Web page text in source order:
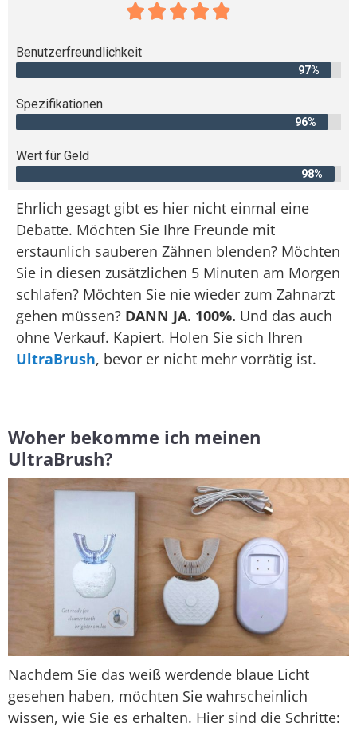
    
Benutzerfreundlichkeit
97%
Spezifikationen
96%
Wert für Geld
98%
Ehrlich gesagt gibt es hier nicht einmal eine
Debatte. Möchten Sie Ihre Freunde mit
erstaunlich sauberen Zähnen blenden? Möchten
Sie in diesen zusätzlichen 5 Minuten am Morgen
schlafen? Möchten Sie nie wieder zum Zahnarzt
gehen müssen? DANN JA. 100%. Und das auch
ohne Verkauf. Kapiert. Holen Sie sich Ihren
UltraBrush, bevor er nicht mehr vorrätig ist.
Woher bekomme ich meinen
UltraBrush?
Nachdem Sie das weiß werdende blaue Licht
gesehen haben, möchten Sie wahrscheinlich
wissen, wie Sie es erhalten. Hier sind die Schritte: